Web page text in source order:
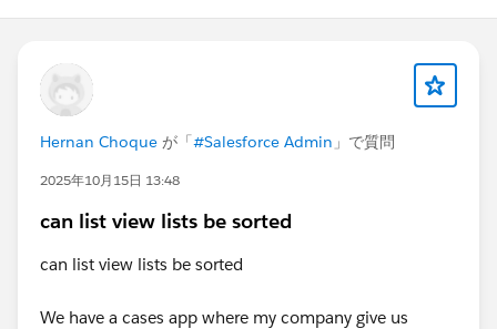
Hernan Choque が「#Salesforce Admin 」で質問
2025年10月15日 13:48
can list view lists be sorted
can list view lists be sorted
We have a cases app where my company give us